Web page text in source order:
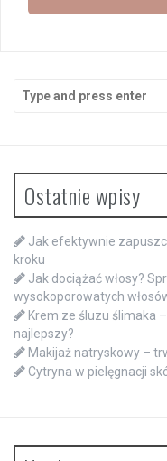
for:
Ostatnie wpisy
Jak efektywnie
kroku
Jak dociążać włosy?
wysokoporowatych
Krem ze śluzu ślimaka
najlepszy?
Makijaż natryskowy –
Cytryna w pielęgnacji